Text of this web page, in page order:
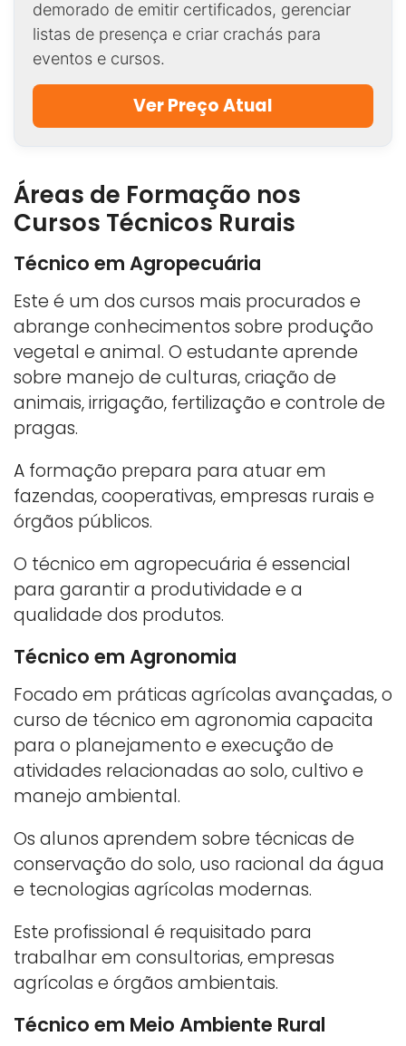
demorado de emitir certificados, gerenciar
listas de presença e criar crachás para
eventos e cursos.
Ver Preço Atual
Áreas de Formação nos
Cursos Técnicos Rurais
Técnico em Agropecuária
Este é um dos cursos mais procurados e
abrange conhecimentos sobre produção
vegetal e animal. O estudante aprende
sobre manejo de culturas, criação de
animais, irrigação, fertilização e controle de
pragas.
A formação prepara para atuar em
fazendas, cooperativas, empresas rurais e
órgãos públicos.
O técnico em agropecuária é essencial
para garantir a produtividade e a
qualidade dos produtos.
Técnico em Agronomia
Focado em práticas agrícolas avançadas, o
curso de técnico em agronomia capacita
para o planejamento e execução de
atividades relacionadas ao solo, cultivo e
manejo ambiental.
Os alunos aprendem sobre técnicas de
conservação do solo, uso racional da água
e tecnologias agrícolas modernas.
Este profissional é requisitado para
trabalhar em consultorias, empresas
agrícolas e órgãos ambientais.
Técnico em Meio Ambiente Rural